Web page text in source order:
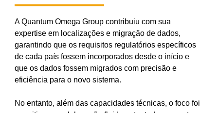
A Quantum Omega Group contribuiu com sua
expertise em localizações e migração de dados,
garantindo que os requisitos regulatórios específicos
de cada país fossem incorporados desde o início e
que os dados fossem migrados com precisão e
eficiência para o novo sistema.
No entanto, além das capacidades técnicas, o foco foi